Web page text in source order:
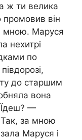
ж ти велика
він
мною. Маруся
нехитрі
по
до старшим
вона
—
за мною
Маруся і